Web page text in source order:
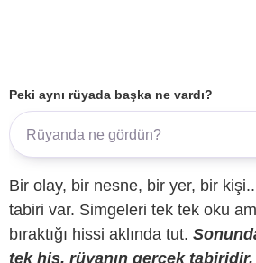
Peki aynı rüyada başka ne vardı?
Bir olay, bir nesne, bir yer, bir
tabiri var. Simgeleri tek tek oku
bıraktığı hissi aklında tut.
tek his, rüyanın gerçek tabiridir.